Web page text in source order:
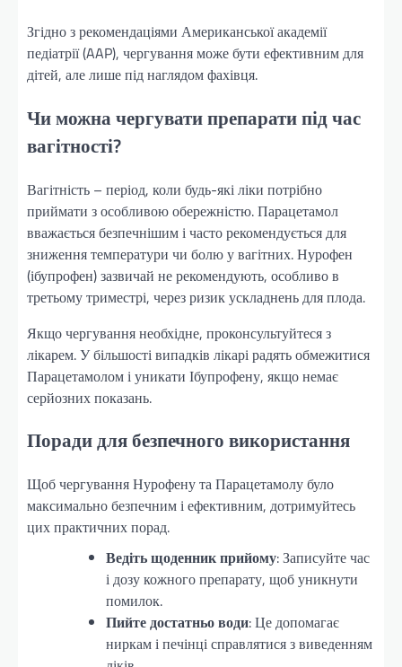
Згідно з рекомендаціями Американської академії
педіатрії (AAP), чергування може бути ефективним для
дітей, але лише під наглядом фахівця.
Чи можна чергувати препарати під час
вагітності?
Вагітність – період, коли будь-які ліки потрібно
приймати з особливою обережністю. Парацетамол
вважається безпечнішим і часто рекомендується для
зниження температури чи болю у вагітних. Нурофен
(ібупрофен) зазвичай не рекомендують, особливо в
третьому триместрі, через ризик ускладнень для плода.
Якщо чергування необхідне, проконсультуйтеся з
лікарем. У більшості випадків лікарі радять обмежитися
Парацетамолом і уникати Ібупрофену, якщо немає
серйозних показань.
Поради для безпечного використання
Щоб чергування Нурофену та Парацетамолу було
максимально безпечним і ефективним, дотримуйтесь
цих практичних порад.
Ведіть щоденник прийому: Записуйте час
і дозу кожного препарату, щоб уникнути
помилок.
Пийте достатньо води: Це допомагає
ниркам і печінці справлятися з виведенням